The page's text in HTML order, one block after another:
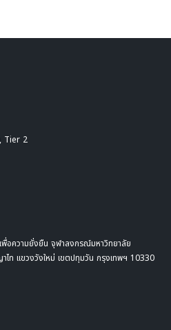
Tier 2
อความยั่งยืน จุฬาลงกรณ์มหาวิทยาลัย
ท แขวงวังใหม่ เขตปทุมวัน กรุงเทพฯ 10330